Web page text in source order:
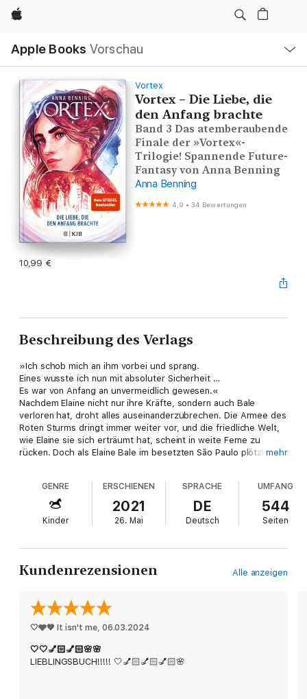
Apple
Apple Books Vorschau
Navigation
Menü
öffnen
Vortex
Vortex – Die Liebe, die
den Anfang brachte
Band 3 Das atemberaubende
Finale der »Vortex«-
Trilogie! Spannende Future-
Fantasy von Anna Benning
Anna Benning
4,9 •34 Bewertungen
10,99 €
Beschreibung des Verlags
»Ich schob mich an ihm vorbei und sprang.
Eines wusste ich nun mit absoluter Sicherheit …
Es war von Anfang an unvermeidlich gewesen.«
Nachdem Elaine nicht nur ihre Kräfte, sondern auch Bale
verloren hat, droht alles auseinanderzubrechen. Die Armee des
Roten Sturms dringt immer weiter vor, und die friedliche Welt,
wie Elaine sie sich erträumt hat, scheint in weite Ferne zu
rücken. Doch als Elaine Bale im besetzten São Paulo plötzlich
zusammen können sie den Urvortex beschützen. Nur
zusammen können sie tief hinein in die Vergangenheit reisen.
Dorthin, wo alles seinen Anfang nahm …
Das atemberaubende Finale der »Vortex«-Trilogie!
mehr
GENRE
Kinder
ERSCHIENEN
2021
26. Mai
SPRACHE
DE
Deutsch
UMFANG
544
Seiten
Kundenrezensionen Alle anzeigen
🤍🩶🖤 It isn't me, 06.03.2024
🤍🤍💅🏻💅🏻🌸🌸
LIEBLINGSBUCH!!!!! 🤍💅🏻💅🏻💅🏻🌸